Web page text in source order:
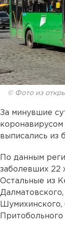
© Фото из
За минувшие
выписались из
По данным
заболевших 22
Остальные из
Шумихинского,